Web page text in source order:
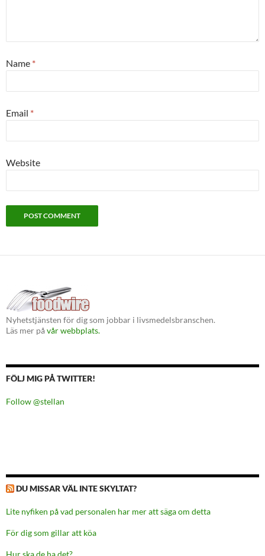
Name *
Email *
Website
Nyhetstjänsten för dig som jobbar i livsmedelsbranschen.
Läs mer påvår webbplats.
FÖLJ MIG PÅ TWITTER!
Follow @stellan
DU MISSAR VÄL INTE SKYLTAT?
Lite nyfiken på vad personalen har mer att säga om detta
För dig som gillar att köa